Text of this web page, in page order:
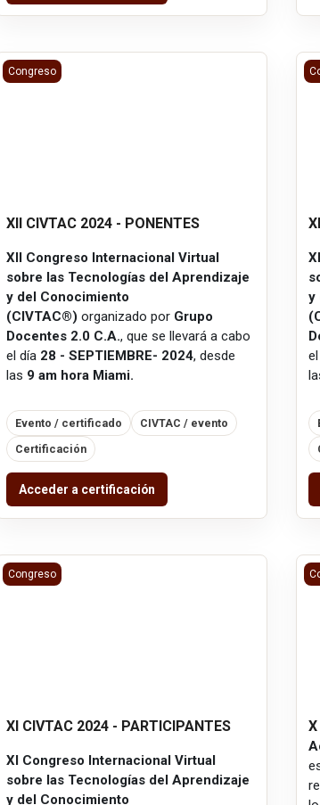
XII CIVTAC 2024 - PONENTES
Congreso
XII CIVTAC 2024 - PONENTES
XII Congreso Internacional Virtual
sobre las Tecnologías del Aprendizaje
y del Conocimiento
(CIVTAC®) organizado por Grupo
Docentes 2.0 C.A., que se llevará a cabo
el día 28 - SEPTIEMBRE- 2024, desde
las 9 am hora Miami.
Evento / certificado
CIVTAC / evento
Certificación
Acceder a certificación
y
XI CIVTAC 2024 - PARTICIPANTES
Congreso
XI CIVTAC 2024 - PARTICIPANTES
XI Congreso Internacional Virtual
sobre las Tecnologías del Aprendizaje
y del Conocimiento
X